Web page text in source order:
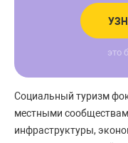
это
Социальный туризм
местными
инфраструктуры,